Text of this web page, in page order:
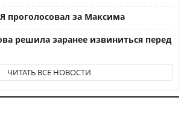
проголосовал за Максима
решила заранее извиниться перед
ЧИТАТЬ ВСЕ НОВОСТИ